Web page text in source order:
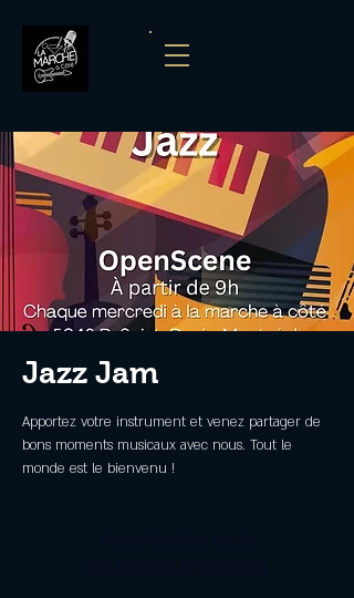
Jazz Jam
Apportez votre instrument et venez partager de
bons moments musicaux avec nous. Tout le
monde est le bienvenu !